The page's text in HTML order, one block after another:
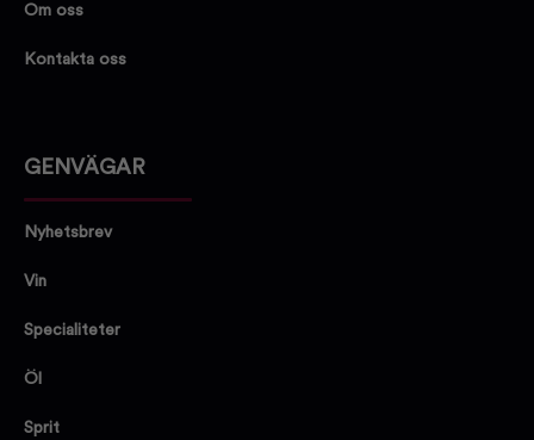
Om oss
Kontakta oss
GENVÄGAR
Nyhetsbrev
Vin
Specialiteter
Öl
Sprit